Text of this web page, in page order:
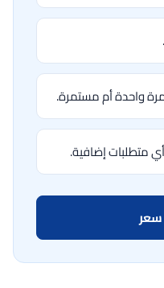
واحدة أم مستمرة.
متطلبات إضافية.